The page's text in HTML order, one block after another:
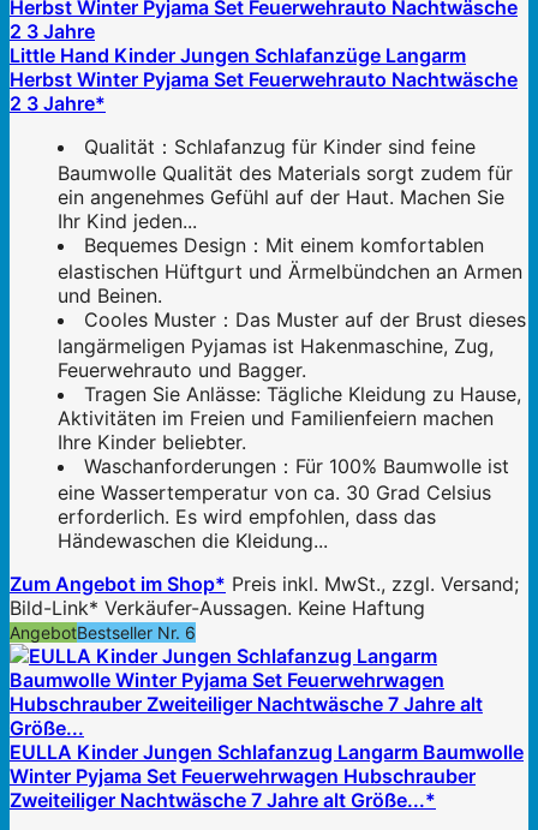
Little Hand Kinder Jungen Schlafanzüge Langarm
Herbst Winter Pyjama Set Feuerwehrauto Nachtwäsche
2 3 Jahre*
Qualität：Schlafanzug für Kinder sind feine
Baumwolle Qualität des Materials sorgt zudem für
ein angenehmes Gefühl auf der Haut. Machen Sie
Ihr Kind jeden...
Bequemes Design：Mit einem komfortablen
elastischen Hüftgurt und Ärmelbündchen an Armen
und Beinen.
Cooles Muster：Das Muster auf der Brust dieses
langärmeligen Pyjamas ist Hakenmaschine, Zug,
Feuerwehrauto und Bagger.
Tragen Sie Anlässe: Tägliche Kleidung zu Hause,
Aktivitäten im Freien und Familienfeiern machen
Ihre Kinder beliebter.
Waschanforderungen：Für 100% Baumwolle ist
eine Wassertemperatur von ca. 30 Grad Celsius
erforderlich. Es wird empfohlen, dass das
Händewaschen die Kleidung...
Zum Angebot im Shop* Preis inkl. MwSt., zzgl. Versand;
Bild-Link* Verkäufer-Aussagen. Keine Haftung
AngebotBestseller Nr. 6
EULLA Kinder Jungen Schlafanzug Langarm Baumwolle
Winter Pyjama Set Feuerwehrwagen Hubschrauber
Zweiteiliger Nachtwäsche 7 Jahre alt Größe...*